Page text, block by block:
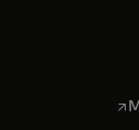
opens
opens in a new tab